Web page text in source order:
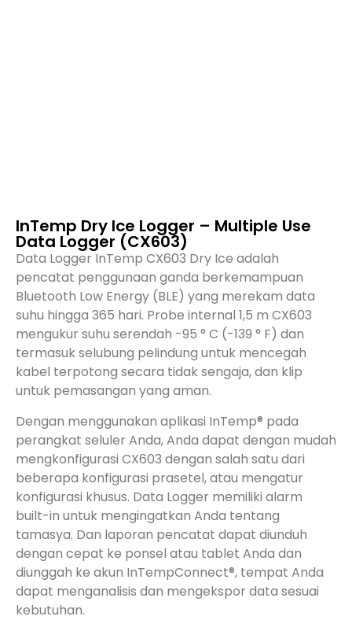
InTemp Dry Ice Logger – Multiple Use
Data Logger (CX603)
Data Logger InTemp CX603 Dry Ice adalah
pencatat penggunaan ganda berkemampuan
Bluetooth Low Energy (BLE) yang merekam data
suhu hingga 365 hari. Probe internal 1,5 m CX603
mengukur suhu serendah -95 ° C (-139 ° F) dan
termasuk selubung pelindung untuk mencegah
kabel terpotong secara tidak sengaja, dan klip
untuk pemasangan yang aman.
Dengan menggunakan aplikasi InTemp® pada
perangkat seluler Anda, Anda dapat dengan mudah
mengkonfigurasi CX603 dengan salah satu dari
beberapa konfigurasi prasetel, atau mengatur
konfigurasi khusus. Data Logger memiliki alarm
built-in untuk mengingatkan Anda tentang
tamasya. Dan laporan pencatat dapat diunduh
dengan cepat ke ponsel atau tablet Anda dan
diunggah ke akun InTempConnect®, tempat Anda
dapat menganalisis dan mengekspor data sesuai
kebutuhan.